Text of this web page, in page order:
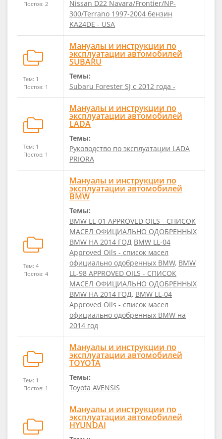
Постов: 2
Nissan D22 Navara/Frontier/NP-
300/Terrano 1997-2004 бензин
KA24DE - USA
Тем: 1
Постов: 1
Мануалы и инструкции по
эксплуатации автомобилей
SUBARU
Темы:
Subaru Forester SJ c 2012 года -
Тем: 1
Постов: 1
Мануалы и инструкции по
эксплуатации автомобилей
LADA
Темы:
Руководство по эксплуатации LADA
PRIORA
Тем: 4
Постов: 4
Мануалы и инструкции по
эксплуатации автомобилей
BMW
Темы:
BMW LL-01 APPROVED OILS - СПИСОК
МАСЕЛ ОФИЦИАЛЬНО ОДОБРЕННЫХ
BMW НА 2014 ГОД BMW LL-04
Approved Oils - список масел
официально одобренных BMW, BMW
LL-98 APPROVED OILS - СПИСОК
МАСЕЛ ОФИЦИАЛЬНО ОДОБРЕННЫХ
BMW НА 2014 ГОД, BMW LL-04
Approved Oils - список масел
официально одобренных BMW на
2014 год
Тем: 1
Постов: 1
Мануалы и инструкции по
эксплуатации автомобилей
TOYOTA
Темы:
Toyota AVENSIS
Мануалы и инструкции по
эксплуатации автомобилей
HYUNDAI